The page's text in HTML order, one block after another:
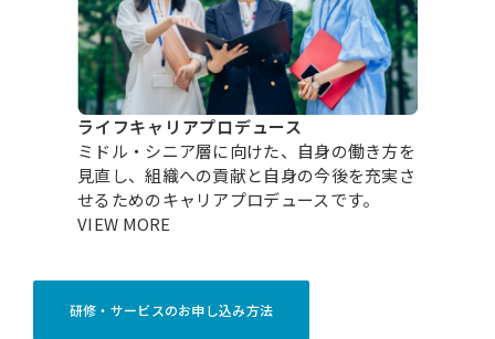
ライフキャリアプロデュース
ミドル・シニア層に向けた、自身の働き方を
見直し、組織への貢献と自身の今後を充実さ
せるためのキャリアプロデュースです。
VIEW MORE
研修・サービスのお申し込み方法